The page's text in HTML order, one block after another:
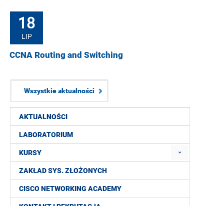
AKTUALNOŚCI
LABORATORIUM
KURSY
ZAKŁAD SYS. ZŁOŻONYCH
CISCO NETWORKING ACADEMY
18
LIP
CCNA Routing and Switching
Wszystkie aktualności